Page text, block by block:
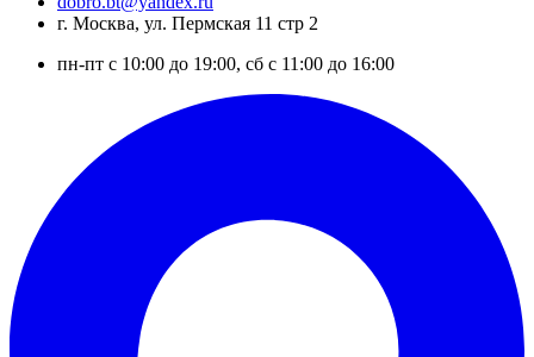
г. Москва, ул. Пермская 11 стр 2
пн-пт с 10:00 до 19:00, сб с 11:00 до 16:00